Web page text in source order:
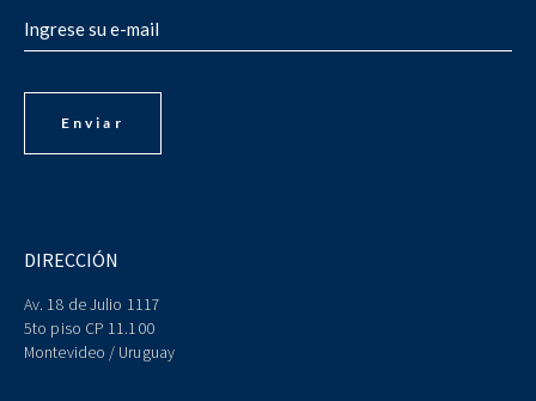
DIRECCIÓN
Av. 18 de Julio 1117
5to piso CP 11.100
Montevideo / Uruguay